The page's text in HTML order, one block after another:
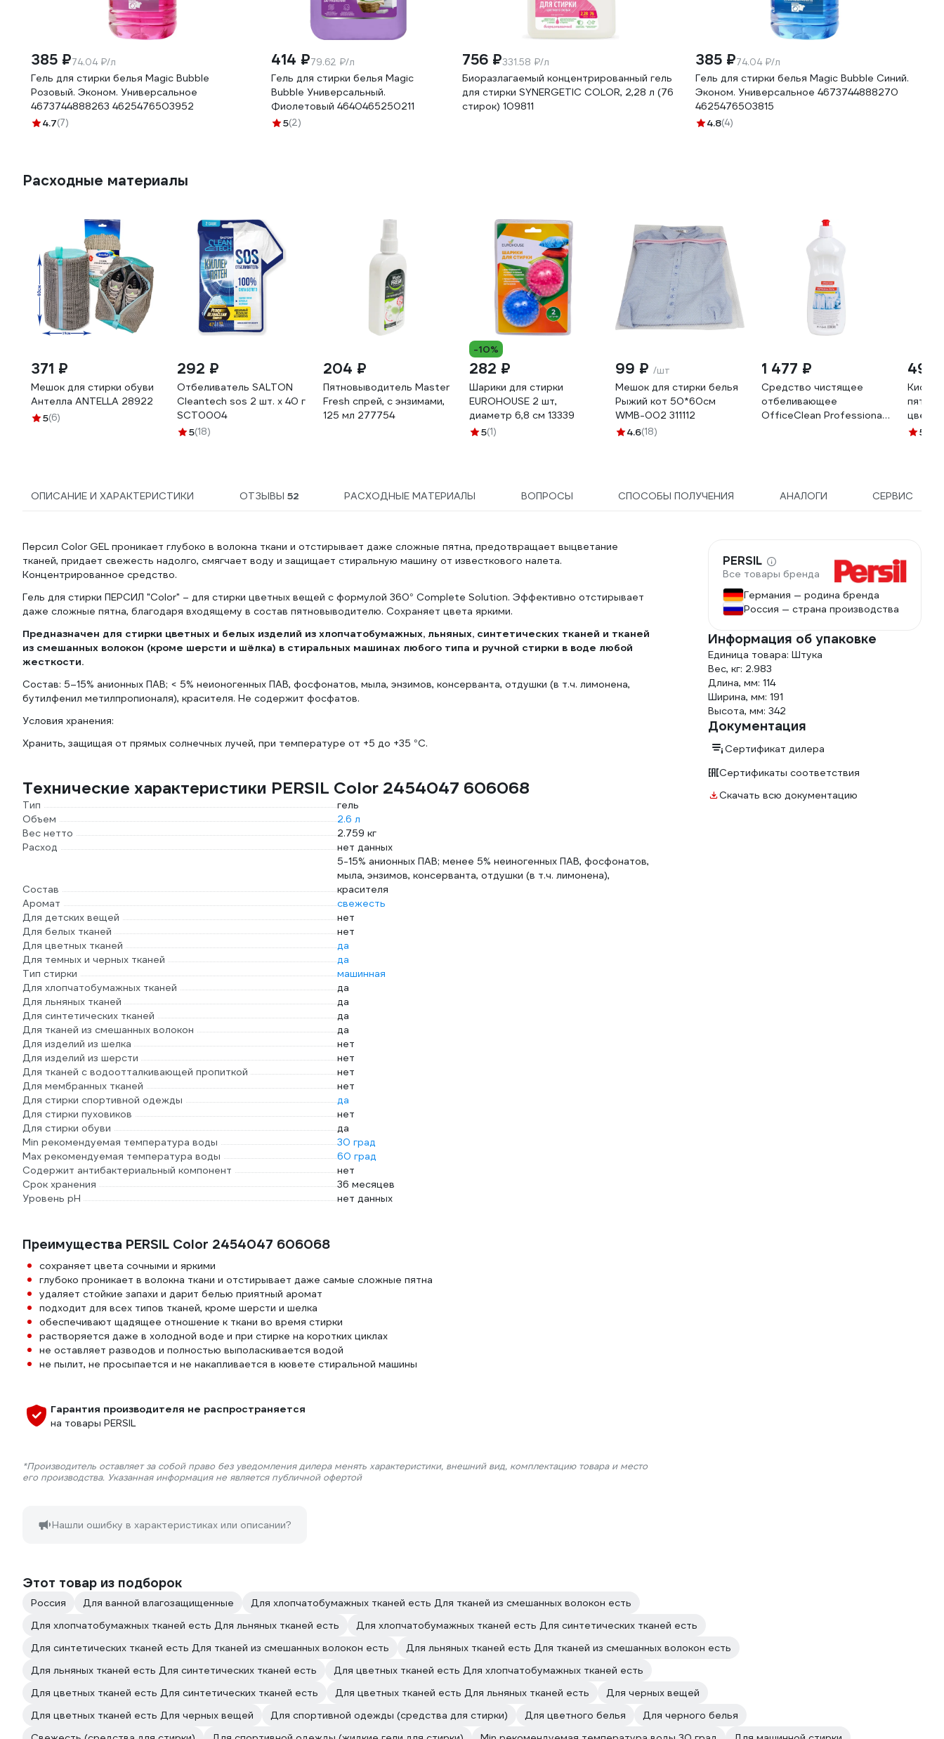
385 ₽74.04 ₽/л
Гель для стирки белья Magic Bubble
Розовый. Эконом. Универсальное
4673744888263 4625476503952
4.7(7)
414 ₽79.62 ₽/л
Гель для стирки белья Magic
Bubble Универсальный.
Фиолетовый 4640465250211
5(2)
756 ₽331.58 ₽/л
Биоразлагаемый концентрированный гель
для стирки SYNERGETIC COLOR, 2,28 л (76
стирок) 109811
385 ₽74.04 ₽/л
Гель для стирки белья Magic Bubble Синий.
Эконом. Универсальное 4673744888270
4625476503815
4.8(4)
Расходные материалы
371 ₽
Мешок для стирки обуви
Антелла ANTELLA 28922
5(6)
292 ₽
Отбеливатель SALTON
Cleantech sos 2 шт. х 40 г
SCT0004
5(18)
204 ₽
Пятновыводитель Master
Fresh спрей, с энзимами,
125 мл 277754
-10%
282 ₽
Шарики для стирки
EUROHOUSE 2 шт,
диаметр 6,8 см 13339
5(1)
99 ₽ /шт
Мешок для стирки белья
Рыжий кот 50*60см
WMB-002 311112
4.6(18)
1 477 ₽
Средство чистящее
отбеливающее
OfficeClean Professional
493
5
ОПИСАНИЕ И ХАРАКТЕРИСТИКИ ОТЗЫВЫ 52 РАСХОДНЫЕ МАТЕРИАЛЫ ВОПРОСЫ СПОСОБЫ ПОЛУЧЕНИЯ АНАЛОГИ СЕРВИС
Персил Color GEL проникает глубоко в волокна ткани и отстирывает даже сложные пятна, предотвращает выцветание
тканей, придает свежесть надолго, смягчает воду и защищает стиральную машину от известкового налета.
Концентрированное средство.
Гель для стирки ПЕРСИЛ "Color" – для стирки цветных вещей с формулой 360° Complete Solution. Эффективно отстирывает
даже сложные пятна, благодаря входящему в состав пятновыводителю. Сохраняет цвета яркими.
Предназначен для стирки цветных и белых изделий из хлопчатобумажных, льняных, синтетических тканей и тканей
из смешанных волокон (кроме шерсти и шёлка) в стиральных машинах любого типа и ручной стирки в воде любой
жесткости.
Состав: 5–15% анионных ПАВ; < 5% неионогенных ПАВ, фосфонатов, мыла, энзимов, консерванта, отдушки (в т.ч. лимонена,
бутилфенил метилпропионаля), красителя. Не содержит фосфатов.
Условия хранения:
Хранить, защищая от прямых солнечных лучей, при температуре от +5 до +35 °С.
Технические характеристики PERSIL Color 2454047 606068
Тип
гель
Объем
2.6 л
Вес нетто
2.759 кг
Расход
нет данных
Состав
5-15% анионных ПАВ; менее 5% неиногенных ПАВ, фосфонатов,
мыла, энзимов, консерванта, отдушки (в т.ч. лимонена),
красителя
Аромат
свежесть
Для детских вещей
нет
Для белых тканей
нет
Для цветных тканей
да
Для темных и черных тканей
да
Тип стирки
машинная
Для хлопчатобумажных тканей
да
Для льняных тканей
да
Для синтетических тканей
да
Для тканей из смешанных волокон
да
Для изделий из шелка
нет
Для изделий из шерсти
нет
Для тканей с водоотталкивающей пропиткой
нет
Для мембранных тканей
нет
Для стирки спортивной одежды
да
Для стирки пуховиков
нет
Для стирки обуви
да
Min рекомендуемая температура воды
30 град
Мах рекомендуемая температура воды
60 град
Содержит антибактериальный компонент
нет
Срок хранения
36 месяцев
Уровень рН
нет данных
Преимущества PERSIL Color 2454047 606068
сохраняет цвета сочными и яркими
глубоко проникает в волокна ткани и отстирывает даже самые сложные пятна
удаляет стойкие запахи и дарит белью приятный аромат
подходит для всех типов тканей, кроме шерсти и шелка
обеспечивают щадящее отношение к ткани во время стирки
растворяется даже в холодной воде и при стирке на коротких циклах
не оставляет разводов и полностью выполаскивается водой
не пылит, не просыпается и не накапливается в кювете стиральной машины
Гарантия производителя не распространяется
на товары PERSIL
*Производитель оставляет за собой право без уведомления дилера менять характеристики, внешний вид, комплектацию товара и место
его производства. Указанная информация не является публичной офертой
Нашли ошибку в характеристиках или описании?
PERSIL
Все товары бренда
Германия — родина бренда
Россия — страна производства
Информация об упаковке
Единица товара: Штука
Вес, кг: 2.983
Длина, мм: 114
Ширина, мм: 191
Высота, мм: 342
Документация
Сертификат дилера
Сертификаты соответствия
Скачать всю документацию
Этот товар из подборок
Россия Для ванной влагозащищенные
Для хлопчатобумажных тканей есть Для тканей из смешанных волокон есть
Для хлопчатобумажных тканей есть Для льняных тканей есть
Для хлопчатобумажных тканей есть Для синтетических тканей есть
Для синтетических тканей есть Для тканей из смешанных волокон есть
Для льняных тканей есть Для тканей из смешанных волокон есть
Для льняных тканей есть Для синтетических тканей есть
Для цветных тканей есть Для хлопчатобумажных тканей есть
Для цветных тканей есть Для синтетических тканей есть
Для цветных тканей есть Для льняных тканей есть
Для черных вещей
Для цветных тканей есть Для черных вещей
Для спортивной одежды (средства для стирки) Для цветного белья
Для черного белья